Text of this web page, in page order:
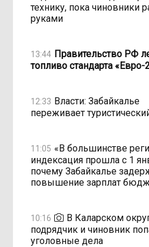
технику, пока чиновники
руками
13:44 Правительство РФ
топливо стандарта «Евро-
12:33 Власти: Забайкалье
переживает
11:05 «В большинстве
индексация прошла с 1
почему Забайкалье
повышение зарплат
10:16
В Каларском
подрядчик и чиновник
уголовные дела